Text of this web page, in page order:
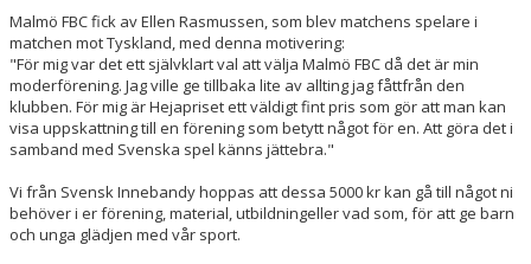
Malmö FBC fick av Ellen Rasmussen, som blev matchens spelare i
matchen mot Tyskland, med denna motivering:
"För mig var det ett självklart val att välja Malmö FBC då det är min
moderförening. Jag ville ge tillbaka lite av allting jag fåttfrån den
klubben. För mig är Hejapriset ett väldigt fint pris som gör att man kan
visa uppskattning till en förening som betytt något för en. Att göra det i
samband med Svenska spel känns jättebra."
Vi från Svensk Innebandy hoppas att dessa 5000 kr kan gå till något ni
behöver i er förening, material, utbildningeller vad som, för att ge barn
och unga glädjen med vår sport.